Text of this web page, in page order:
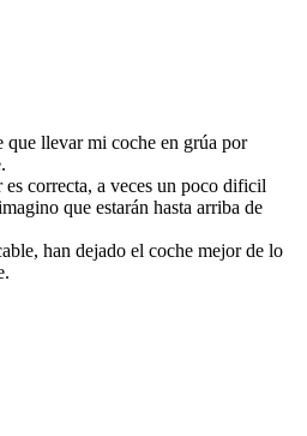
que llevar mi coche en grúa por
correcta, a veces un poco dificil
que estarán hasta arriba de
han dejado el coche mejor de lo